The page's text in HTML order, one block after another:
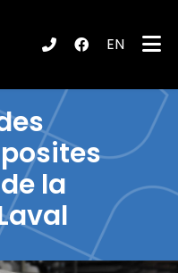
EN
la